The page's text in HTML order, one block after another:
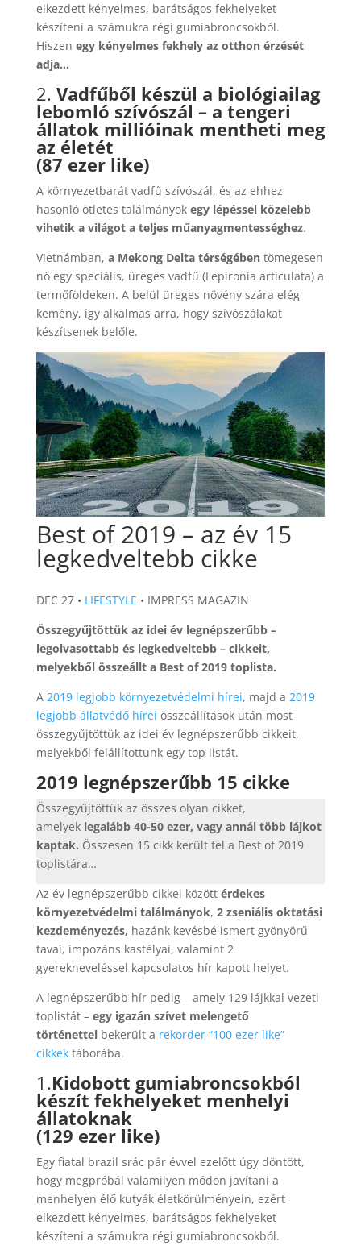
elkezdett kényelmes, barátságos fekhelyeket
készíteni a számukra régi gumiabroncsokból.
Hiszen egy kényelmes fekhely az otthon érzését
adja…
2. Vadfűből készül a biológiailag
lebomló szívószál – a tengeri
állatok millióinak mentheti meg
az életét
(87 ezer like)
A környezetbarát vadfű szívószál, és az ehhez
hasonló ötletes találmányok egy lépéssel közelebb
vihetik a világot a teljes műanyagmentességhez.
Vietnámban, a Mekong Delta térségébentömegesen
nő egy speciális, üreges vadfű (Lepironia articulata) a
termőföldeken. A belül üreges növény szára elég
kemény, így alkalmas arra, hogy szívószálakat
készítsenek belőle.
Best of 2019 – az év 15
legkedveltebb cikke
DEC 27 • LIFESTYLE • IMPRESS MAGAZIN
Összegyűjtöttük az idei év legnépszerűbb –
legolvasottabb és legkedveltebb – cikkeit,
melyekből összeállt a Best of 2019 toplista.
A 2019 legjobb környezetvédelmi hírei, majd a 2019
legjobb állatvédő hírei összeállítások után most
összegyűjtöttük az idei év legnépszerűbb cikkeit,
melyekből felállítottunk egy top listát.
2019 legnépszerűbb 15 cikke
Összegyűjtöttük az összes olyan cikket,
amelyek legalább 40-50 ezer, vagy annál több lájkot
kaptak. Összesen 15 cikk került fel a Best of 2019
toplistára…
Az év legnépszerűbb cikkei között érdekes
környezetvédelmi találmányok, 2 zseniális oktatási
kezdeményezés, hazánk kevésbé ismert gyönyörű
tavai, impozáns kastélyai, valamint 2
gyerekneveléssel kapcsolatos hír kapott helyet.
A legnépszerűbb hír pedig – amely 129 lájkkal vezeti
toplistát – egy igazán szívet melengető
történettelbekerült a rekorder“100 ezer like”
cikkek táborába.
1.Kidobott gumiabroncsokból
készít fekhelyeket menhelyi
állatoknak
(129 ezer like)
Egy fiatal brazil srác pár évvel ezelőtt úgy döntött,
hogy megpróbál valamilyen módon javítani a
menhelyen élő kutyák életkörülményein, ezért
elkezdett kényelmes, barátságos fekhelyeket
készíteni a számukra régi gumiabroncsokból.